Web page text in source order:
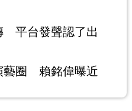
平台發聲認了出
藝圈 賴銘偉曝近